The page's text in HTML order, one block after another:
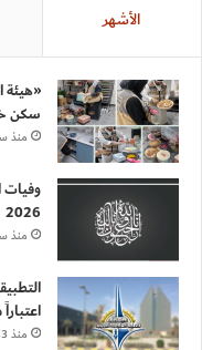
الأشهر
«هيئة
سكن
منذ
2026
منذ
منذ 3 ساعات